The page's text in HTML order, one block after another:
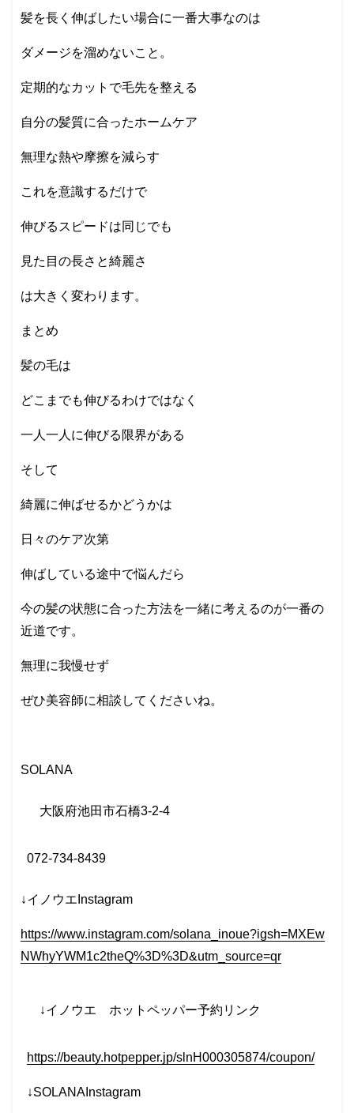
髪を長く伸ばしたい場合に一番大事なのは
ダメージを溜めないこと。
定期的なカットで毛先を整える
自分の髪質に合ったホームケア
無理な熱や摩擦を減らす
これを意識するだけで
伸びるスピードは同じでも
見た目の長さと綺麗さ
は大きく変わります。
まとめ
髪の毛は
どこまでも伸びるわけではなく
一人一人に伸びる限界がある
そして
綺麗に伸ばせるかどうかは
日々のケア次第
伸ばしている途中で悩んだら
今の髪の状態に合った方法を一緒に考えるのが一番の
近道です。
無理に我慢せず
ぜひ美容師に相談してくださいね。
SOLANA
大阪府池田市石橋3-2-4
072-734-8439
↓イノウエInstagram
https://www.instagram.com/solana_inoue?igsh=MXEw
NWhyYWM1c2theQ%3D%3D&utm_source=qr
↓イノウエ ホットペッパー予約リンク
https://beauty.hotpepper.jp/slnH000305874/coupon/
↓SOLANAInstagram